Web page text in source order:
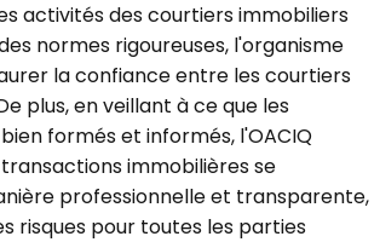
activités des courtiers immobiliers
normes rigoureuses, l'organisme
la confiance entre les courtiers
plus, en veillant à ce que les
formés et informés, l'OACIQ
immobilières se
professionnelle et transparente,
risques pour toutes les parties